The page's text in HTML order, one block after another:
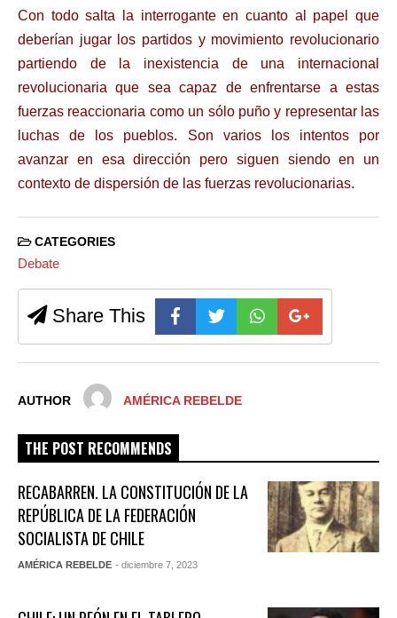
Con todo salta la interrogante en cuanto al papel que
deberían jugar los partidos y movimiento revolucionario
partiendo de la inexistencia de una internacional
revolucionaria que sea capaz de enfrentarse a estas
fuerzas reaccionaria como un sólo puño y representar las
luchas de los pueblos. Son varios los intentos por
avanzar en esa dirección pero siguen siendo en un
contexto de dispersión de las fuerzas revolucionarias.
CATEGORIES
Debate
Share This
AUTHOR AMÉRICA REBELDE
THE POST RECOMMENDS
RECABARREN. LA CONSTITUCIÓN DE LA
REPÚBLICA DE LA FEDERACIÓN
SOCIALISTA DE CHILE
AMÉRICA REBELDE - diciembre 7, 2023